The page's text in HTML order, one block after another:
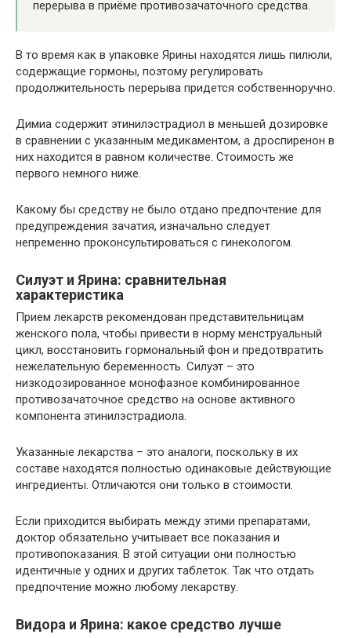
перерыва в приёме противозачаточного средства.
В то время как в упаковке Ярины находятся лишь пилюли,
содержащие гормоны, поэтому регулировать
продолжительность перерыва придется собственноручно.
Димиа содержит этинилэстрадиол в меньшей дозировке
в сравнении с указанным медикаментом, а дроспиренон в
них находится в равном количестве. Стоимость же
первого немного ниже.
Какому бы средству не было отдано предпочтение для
предупреждения зачатия, изначально следует
непременно проконсультироваться с гинекологом.
Силуэт и Ярина: сравнительная
характеристика
Прием лекарств рекомендован представительницам
женского пола, чтобы привести в норму менструальный
цикл, восстановить гормональный фон и предотвратить
нежелательную беременность. Силуэт – это
низкодозированное монофазное комбинированное
противозачаточное средство на основе активного
компонента этинилэстрадиола.
Указанные лекарства – это аналоги, поскольку в их
составе находятся полностью одинаковые действующие
ингредиенты. Отличаются они только в стоимости.
Если приходится выбирать между этими препаратами,
доктор обязательно учитывает все показания и
противопоказания. В этой ситуации они полностью
идентичные у одних и других таблеток. Так что отдать
предпочтение можно любому лекарству.
Видора и Ярина: какое средство лучше